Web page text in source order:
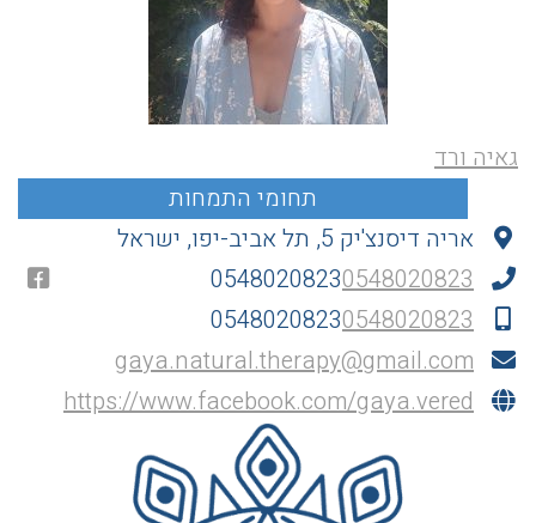
גאיה ורד
אריה דיסנצ'יק 5, תל אביב-יפו, ישראל
05480208230548020823
05480208230548020823
gaya.natural.therapy@gmail.com
https://www.facebook.com/gaya.vered